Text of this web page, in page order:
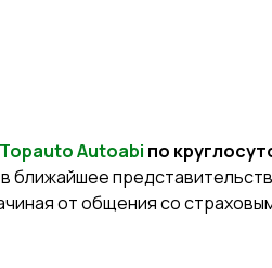
Topauto Autoabi по
ближайшее
от общения со